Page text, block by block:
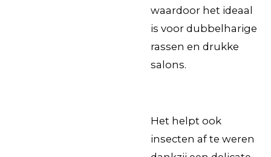
waardoor het ideaal
is voor dubbelharige
rassen en drukke
salons.
Het helpt ook
insecten af ​​te weren